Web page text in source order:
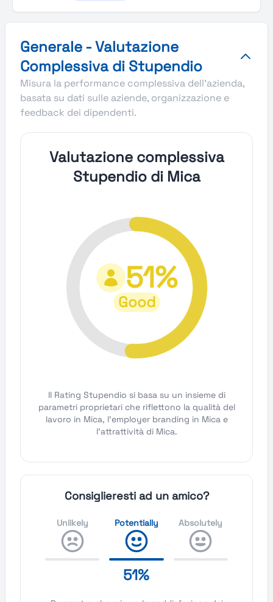
Generale - Valutazione
Complessiva di Stupendio
Misura la performance complessiva dell'azienda,
basata su dati sulle aziende, organizzazione e
feedback dei dipendenti.
Valutazione complessiva
Stupendio di Mica
51%
Good
Il Rating Stupendio si basa su un insieme di
parametri proprietari che riflettono la qualità del
lavoro in Mica, l'employer branding in Mica e
l'attrattività di Mica.
Consiglieresti ad un amico?
Unlikely Potentially
51%
Absolutely